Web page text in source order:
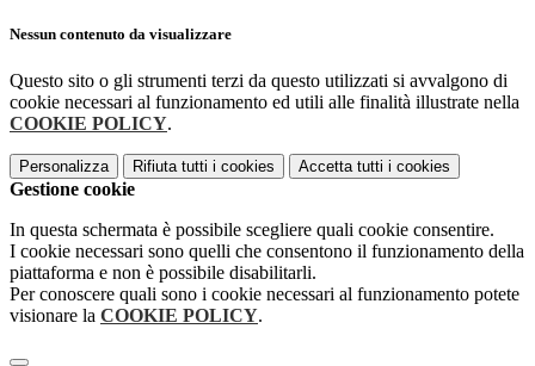
Nessun contenuto da visualizzare
Questo sito o gli strumenti terzi da questo utilizzati si avvalgono di
cookie necessari al funzionamento ed utili alle finalità illustrate nella
COOKIE POLICY.
Personalizza Rifiuta tutti i cookies Accetta tutti i cookies
Gestione cookie
In questa schermata è possibile scegliere quali cookie consentire.
I cookie necessari sono quelli che consentono il funzionamento della
piattaforma e non è possibile disabilitarli.
Per conoscere quali sono i cookie necessari al funzionamento potete
visionare la COOKIE POLICY.